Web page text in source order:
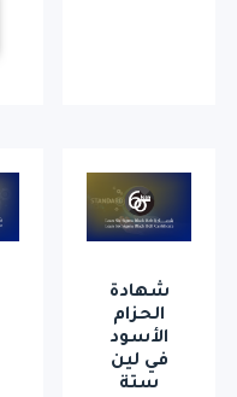
شهادة
الحزام
الأسود
في لين
ستة